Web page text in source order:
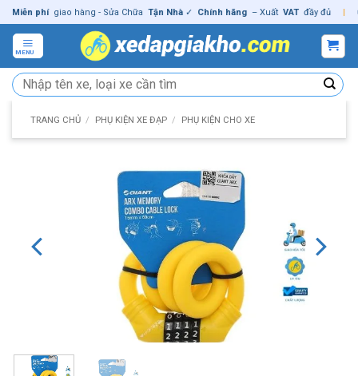
Skip
to
content
phí giao hàng - Sửa Chữa Tận Nhà ✓ Chính hãng – Xuất VAT đầy đủ | 🚚
MENU
Tìm
kiếm:
TRANG CHỦ / PHỤ KIỆN XE ĐẠP / PHỤ KIỆN CHO XE